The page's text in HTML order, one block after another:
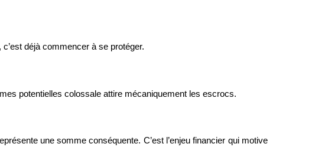
déjà commencer à se protéger.
potentielles colossale attire mécaniquement les escrocs.
une somme conséquente. C’est l’enjeu financier qui motive